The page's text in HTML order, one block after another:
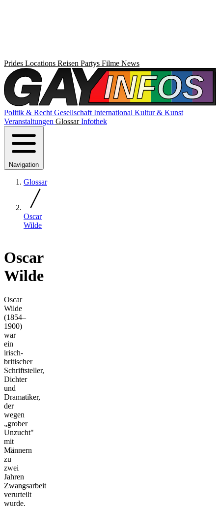
Prides Locations Reisen Partys Filme News
Politik & Recht Gesellschaft International Kultur & Kunst
Veranstaltungen GlossarInfothek
Navigation
Glossar
Oscar
Wilde
Oscar
Wilde
Oscar
Wilde
(1854–
1900)
war
ein
irisch-
britischer
Schriftsteller,
Dichter
und
Dramatiker,
der
wegen
„grober
Unzucht"
mit
Männern
zu
zwei
Jahren
Zwangsarbeit
verurteilt
wurde.